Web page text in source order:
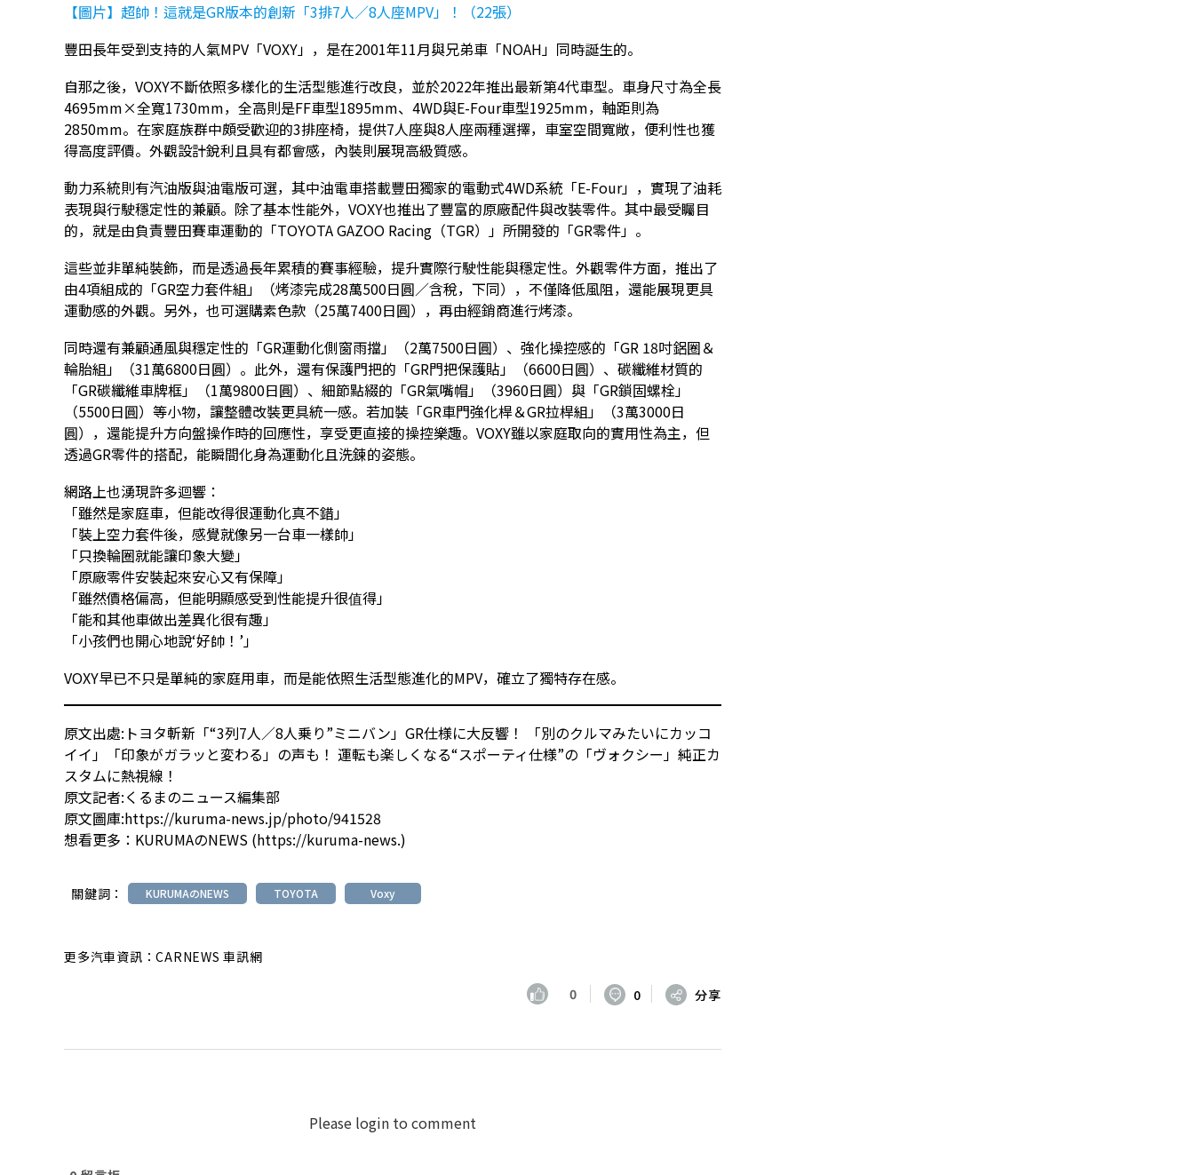
【圖片】超帥！這就是GR版本的創新「3排7人／8人座MPV」！（22張）
豐田長年受到支持的人氣MPV「VOXY」，是在2001年11月與兄弟車「NOAH」同時誕生的。
自那之後，VOXY不斷依照多樣化的生活型態進行改良，並於2022年推出最新第4代車型。車身尺寸為全長
4695mm×全寬1730mm，全高則是FF車型1895mm、4WD與E-Four車型1925mm，軸距則為
2850mm。在家庭族群中頗受歡迎的3排座椅，提供7人座與8人座兩種選擇，車室空間寬敞，便利性也獲
得高度評價。外觀設計銳利且具有都會感，內裝則展現高級質感。
動力系統則有汽油版與油電版可選，其中油電車搭載豐田獨家的電動式4WD系統「E-Four」，實現了油耗
表現與行駛穩定性的兼顧。除了基本性能外，VOXY也推出了豐富的原廠配件與改裝零件。其中最受矚目
的，就是由負責豐田賽車運動的「TOYOTA GAZOO Racing（TGR）」所開發的「GR零件」。
這些並非單純裝飾，而是透過長年累積的賽事經驗，提升實際行駛性能與穩定性。外觀零件方面，推出了
由4項組成的「GR空力套件組」（烤漆完成28萬500日圓／含稅，下同），不僅降低風阻，還能展現更具
運動感的外觀。另外，也可選購素色款（25萬7400日圓），再由經銷商進行烤漆。
同時還有兼顧通風與穩定性的「GR運動化側窗雨擋」（2萬7500日圓）、強化操控感的「GR 18吋鋁圈＆
輪胎組」（31萬6800日圓）。此外，還有保護門把的「GR門把保護貼」（6600日圓）、碳纖維材質的
「GR碳纖維車牌框」（1萬9800日圓）、細節點綴的「GR氣嘴帽」（3960日圓）與「GR鎖固螺栓」
（5500日圓）等小物，讓整體改裝更具統一感。若加裝「GR車門強化桿＆GR拉桿組」（3萬3000日
圓），還能提升方向盤操作時的回應性，享受更直接的操控樂趣。VOXY雖以家庭取向的實用性為主，但
透過GR零件的搭配，能瞬間化身為運動化且洗鍊的姿態。
網路上也湧現許多迴響：
「雖然是家庭車，但能改得很運動化真不錯」
「裝上空力套件後，感覺就像另一台車一樣帥」
「只換輪圈就能讓印象大變」
「原廠零件安裝起來安心又有保障」
「雖然價格偏高，但能明顯感受到性能提升很值得」
「能和其他車做出差異化很有趣」
「小孩們也開心地說‘好帥！’」
VOXY早已不只是單純的家庭用車，而是能依照生活型態進化的MPV，確立了獨特存在感。
原文出處: トヨタ斬新「“3列7人／8人乗り”ミニバン」GR仕様に大反響！ 「別のクルマみたいにカッコ
イイ」「印象がガラッと変わる」の声も！ 運転も楽しくなる“スポーティ仕様”の「ヴォクシー」純正カ
スタムに熱視線！
原文記者:くるまのニュース編集部
原文圖庫:https://kuruma-news.jp/photo/941528
想看更多： KURUMAのNEWS (https://kuruma-news.)
關鍵詞： KURUMAのNEWS TOYOTA Voxy
更多汽車資訊：CARNEWS 車訊網
0 0 分享
Please login to comment